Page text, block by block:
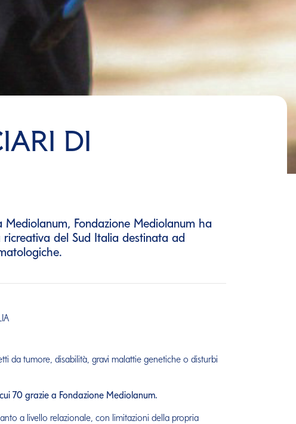
DI
Fondazione Mediolanum ha
del Sud Italia destinata ad
da tumore, disabilità, gravi malattie genetiche o disturbi
70 grazie a Fondazione Mediolanum.
a livello relazionale, con limitazioni della propria